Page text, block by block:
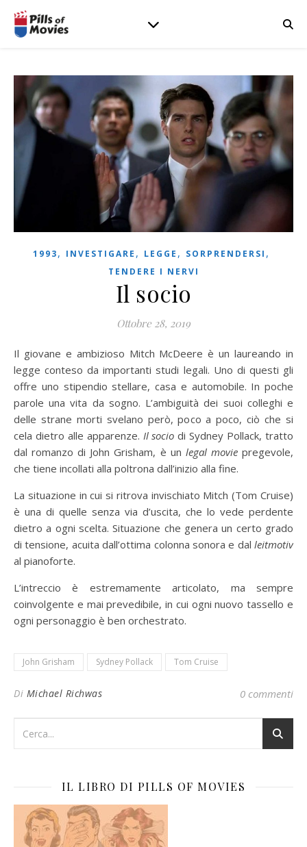
1993, INVESTIGARE , LEGGE , SORPRENDERSI ,
TENDERE I NERVI
Il socio
Ottobre 28, 2019
Il giovane e ambizioso Mitch McDeere è un laureando in
legge conteso da importanti studi legali. Uno di questi gli
offre uno stipendio stellare, casa e automobile. In poche
parole una vita da sogno. L’ambiguità dei suoi colleghi e
delle strane morti svelano però, poco a poco, ciò che si
cela dietro alle apparenze. Il socio di Sydney Pollack, tratto
dal romanzo di John Grisham, è un legal moviepregevole,
che tiene incollati alla poltrona dall’inizio alla fine.
La situazione in cui si ritrova invischiato Mitch (Tom Cruise)
è una di quelle senza via d’uscita, che lo vede perdente
dietro a ogni scelta. Situazione che genera un certo grado
di tensione, acuita dall’ottima colonna sonora e dal leitmotiv
al pianoforte.
L’intreccio è estremamente articolato, ma sempre
coinvolgente e mai prevedibile, in cui ogni nuovo tassello e
ogni personaggio è ben orchestrato.
John Grisham Sydney Pollack Tom Cruise
Di Michael Richwas 0 commenti
IL LIBRO DI PILLS OF MOVIES